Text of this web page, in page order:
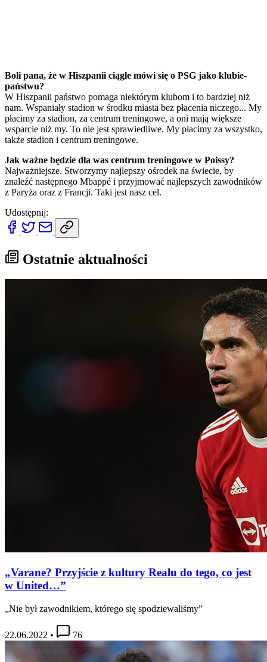
Boli pana, że w Hiszpanii ciągle mówi się o PSG jako klubie-
państwu?
W Hiszpanii państwo pomaga niektórym klubom i to bardziej niż
nam. Wspaniały stadion w środku miasta bez płacenia niczego... My
płacimy za stadion, za centrum treningowe, a oni mają większe
wsparcie niż my. To nie jest sprawiedliwe. My płacimy za wszystko,
także stadion i centrum treningowe.
Jak ważne będzie dla was centrum treningowe w Poissy?
Najważniejsze. Stworzymy najlepszy ośrodek na świecie, by
znaleźć następnego Mbappé i przyjmować najlepszych zawodników
z Paryża oraz z Francji. Taki jest nasz cel.
Udostępnij:
Ostatnie aktualności
„Varane? Przyjście z kultury Realu do tego, co jest
w United…”
„Nie był zawodnikiem, którego się spodziewaliśmy”
22.06.2022 • 76